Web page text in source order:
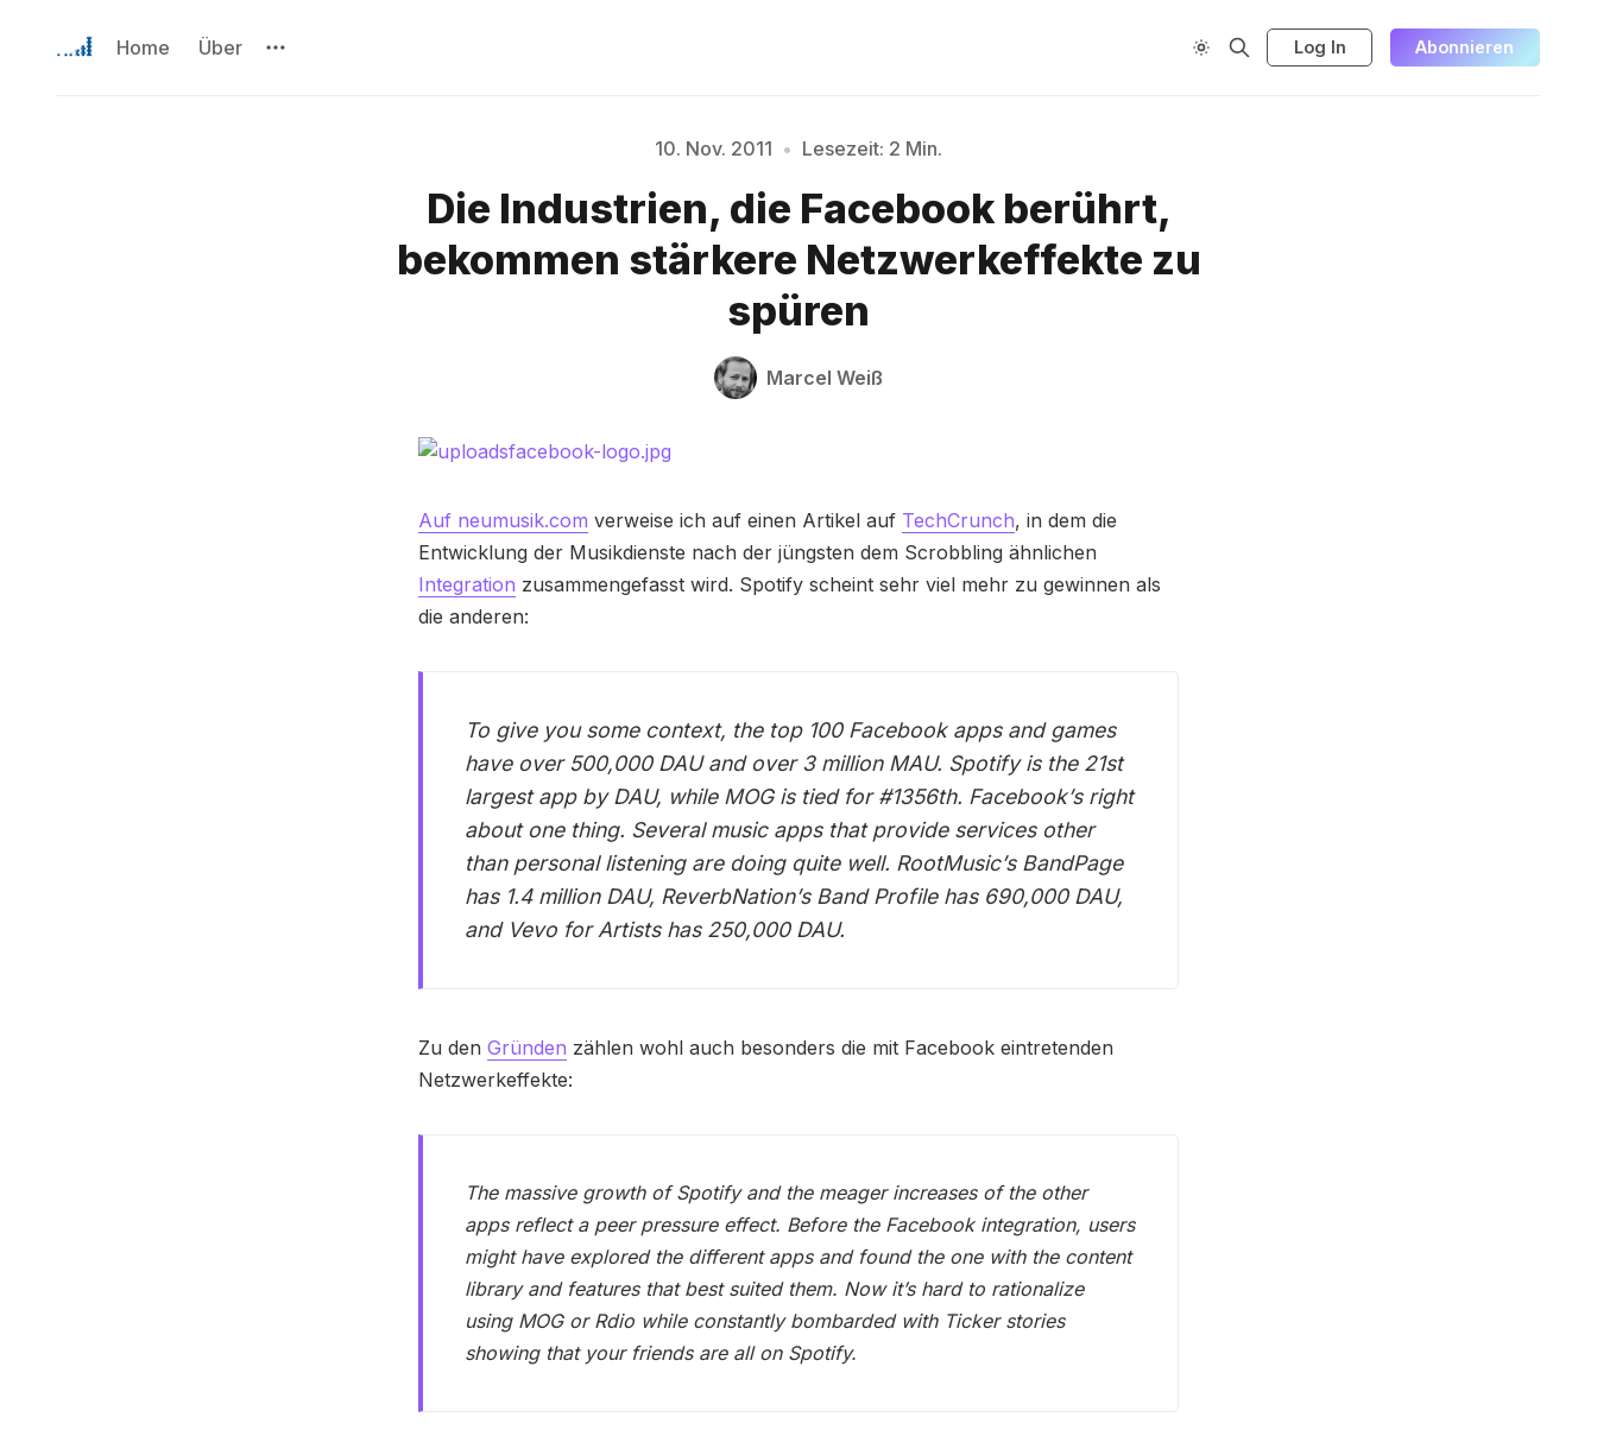
Home Über Log In Abonnieren
Bitte geben Sie mindestens 3 Zeichen ein
10. Nov. 2011 • Lesezeit: 2 Min.
Die Industrien, die Facebook berührt,
bekommen stärkere Netzwerkeffekte zu
spüren
Marcel Weiß
Auf neumusik.com verweise ich auf einen Artikel auf TechCrunch, in dem die
Entwicklung der Musikdienste nach der jüngsten dem Scrobbling ähnlichen
Integration zusammengefasst wird. Spotify scheint sehr viel mehr zu gewinnen als
die anderen:
To give you some context, the top 100 Facebook apps and games
have over 500,000 DAU and over 3 million MAU. Spotify is the 21st
largest app by DAU, while MOG is tied for #1356th. Facebook’s right
about one thing. Several music apps that provide services other
than personal listening are doing quite well. RootMusic’s BandPage
has 1.4 million DAU, ReverbNation’s Band Profile has 690,000 DAU,
and Vevo for Artists has 250,000 DAU.
Zu den Gründen zählen wohl auch besonders die mit Facebook eintretenden
Netzwerkeffekte:
The massive growth of Spotify and the meager increases of the other
apps reflect a peer pressure effect. Before the Facebook integration, users
might have explored the different apps and found the one with the content
library and features that best suited them. Now it’s hard to rationalize
using MOG or Rdio while constantly bombarded with Ticker stories
showing that your friends are all on Spotify.